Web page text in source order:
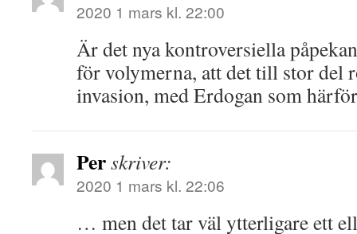
2020 1 mars kl. 22:00
Är det nya kontroversiella
för volymerna, att det till stor del
invasion, med Erdogan som
Perskriver:
2020 1 mars kl. 22:06
… men det tar väl ytterligare ett